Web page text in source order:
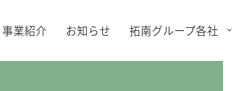
事業紹介 お知らせ 拓南グループ各社